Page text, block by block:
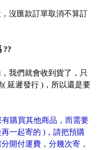
沒匯款訂單取消不算訂
??
我們就會收到貨了，只
延遲發行 )，所以還是要
購買其他商品，而需要
一起寄的 )，請把預購
開付運費，分幾次寄，